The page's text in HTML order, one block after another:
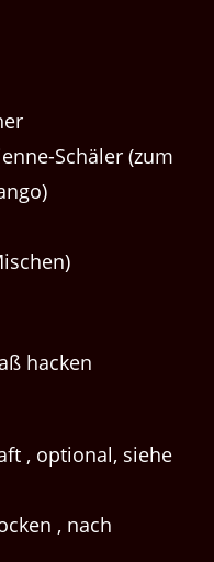
Schäler (zum
hacken
, optional, siehe
, nach